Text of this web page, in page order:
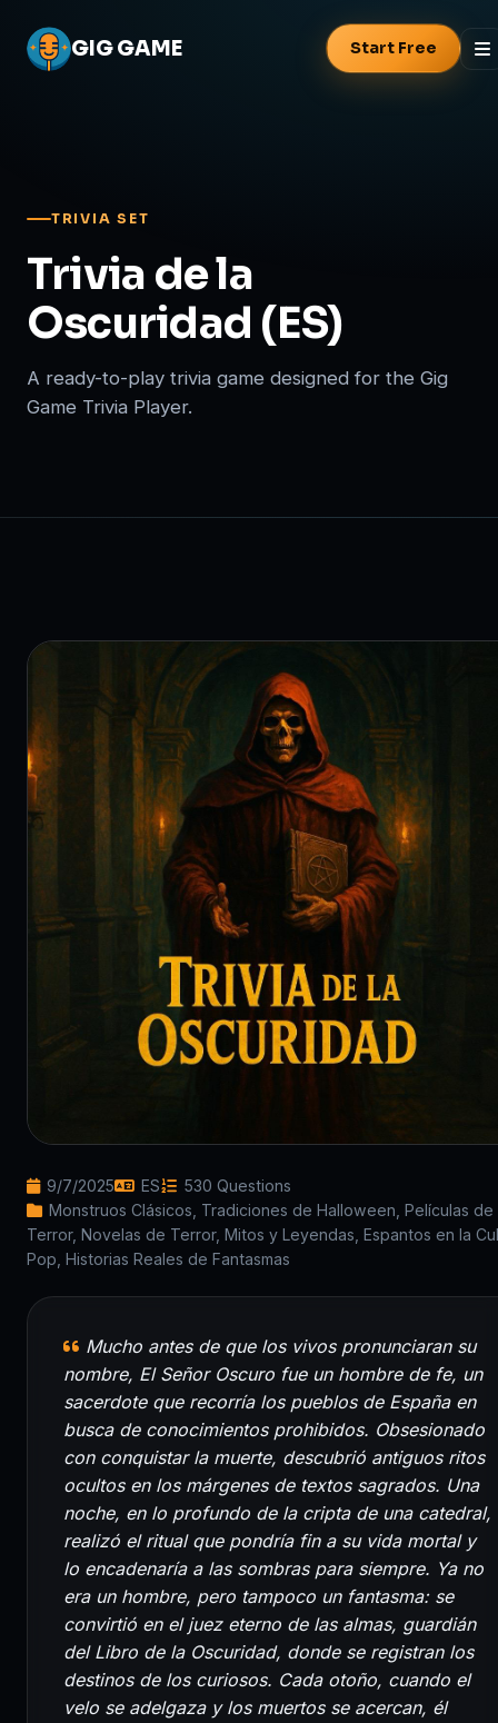
GIGGAME Start Free
TRIVIA SET
Trivia de la
Oscuridad (ES)
A ready-to-play trivia game designed for the Gig
Game Trivia Player.
9/7/2025 ES
530 Questions
Monstruos Clásicos, Tradiciones de Halloween, Películas de
Terror, Novelas de Terror, Mitos y Leyendas, Espantos en la
Pop, Historias Reales de Fantasmas
Mucho antes de que los vivos pronunciaran su
nombre, El Señor Oscuro fue un hombre de fe, un
sacerdote que recorría los pueblos de España en
busca de conocimientos prohibidos. Obsesionado
con conquistar la muerte, descubrió antiguos ritos
ocultos en los márgenes de textos sagrados. Una
noche, en lo profundo de la cripta de una catedral,
realizó el ritual que pondría fin a su vida mortal y
lo encadenaría a las sombras para siempre. Ya no
era un hombre, pero tampoco un fantasma: se
convirtió en el juez eterno de las almas, guardián
del Libro de la Oscuridad, donde se registran los
destinos de los curiosos. Cada otoño, cuando el
velo se adelgaza y los muertos se acercan, él